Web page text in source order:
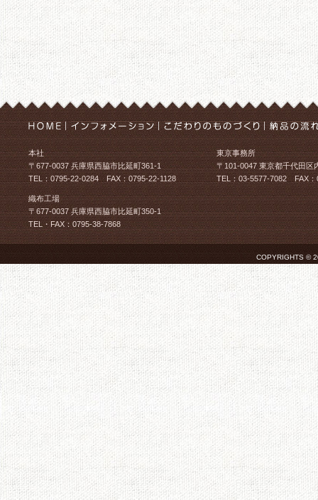
本社
〒677-0037 兵庫県西脇市比延町361-1
TEL：0795-22-0284 FAX：0795-22-1128
織布工場
〒677-0037 兵庫県西脇市比延町350-1
TEL・FAX：0795-38-7868
東京事務所
〒101-0047 東京都千代田区
TEL：03-5577-7082 FAX：
COPYRIGHTS ©